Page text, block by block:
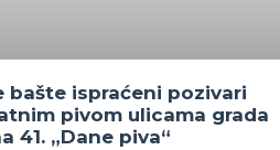
bašte ispraćeni pozivari
pivom ulicama grada
41. „Dane piva“